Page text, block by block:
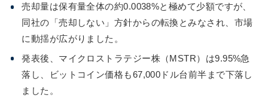
売却量は保有量全体の約0.0038%と極めて少額ですが、
同社の「売却しない」方針からの転換とみなされ、市場
に動揺が広がりました。
発表後、マイクロストラテジー株（MSTR）は9.95%急
落し、ビットコイン価格も67,000ドル台前半まで下落し
ました。